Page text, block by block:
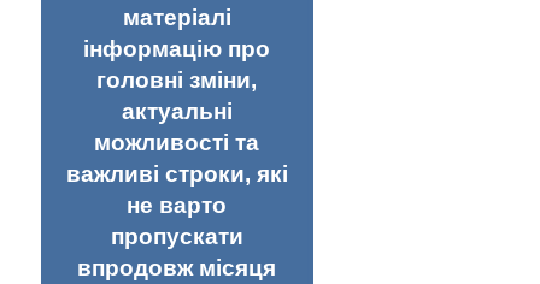
матеріалі
інформацію про
головні зміни,
актуальні
можливості та
важливі строки, які
не варто
пропускати
впродовж місяця